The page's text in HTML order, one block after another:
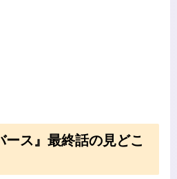
ース』最終話の見どこ